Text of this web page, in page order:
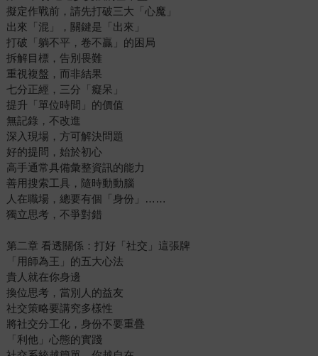
擬定作戰前，請先打破三大「心魔」
出來「混」，關鍵是「出來」
打破「躺不平，卷不贏」的困局
拆解目標，告別畏難
重視複盤，而非結果
七分正經，三分「癡呆」
提升「單位時間」的價值
無記錄，不改進
深入現場，方可解決問題
好的提問，始於初心
高手通常具備彙整資訊的能力
善用搜索工具，隨時動動腦
人在職場，總要有個「身份」……
獨立思考，不爭對錯
第二章 看透關係：打好「社交」這張牌
「用師為王」的五大心法
貴人就在你身邊
換位思考，當別人的益友
社交策略要講究多樣性
將社交分工化，身份不要重疊
「利他」心態的實踐